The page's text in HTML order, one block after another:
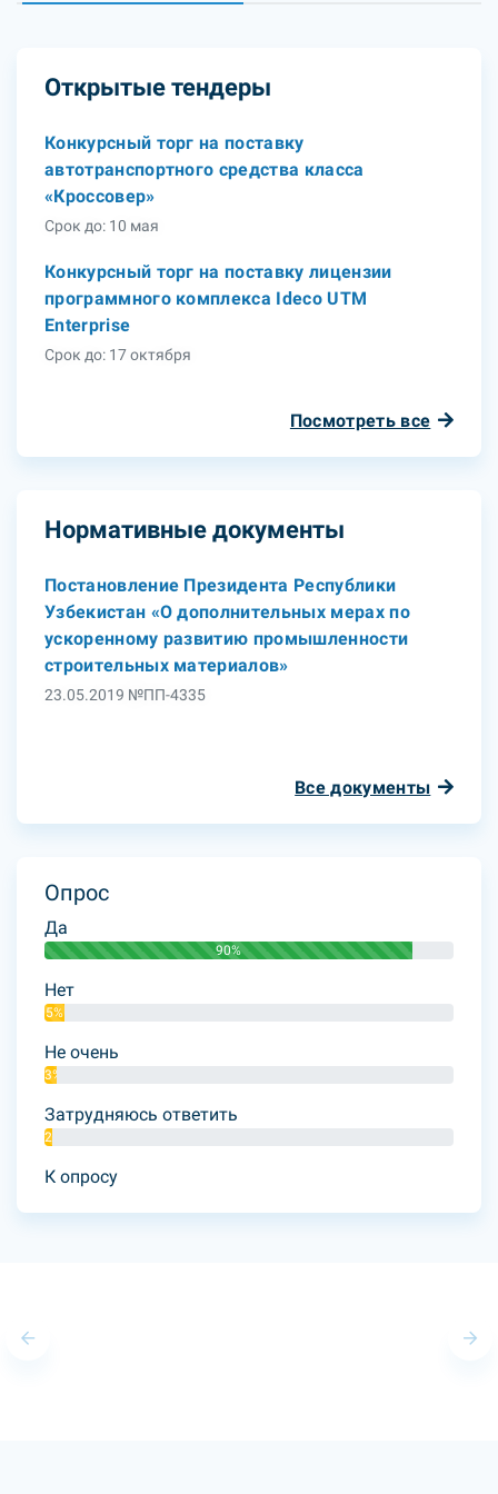
Открытые тендеры
Конкурсный торг на поставку
автотранспортного средства класса
«Кроссовер»
Срок до: 10 мая
Конкурсный торг на поставку лицензии
программного комплекса Ideco UTM
Enterprise
Срок до: 17 октября
Посмотреть все
Нормативные документы
Постановление Президента Республики
Узбекистан «О дополнительных мерах по
ускоренному развитию промышленности
строительных материалов»
23.05.2019 №ПП-4335
Все документы
Опрос
Да
90%
Нет
5%
Не очень
3%
Затрудняюсь ответить
2%
К опросу